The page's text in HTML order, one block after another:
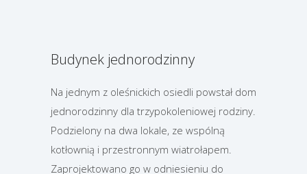
Budynek jednorodzinny
Na jednym z oleśnickich osiedli powstał dom
jednorodzinny dla trzypokoleniowej rodziny.
Podzielony na dwa lokale, ze wspólną
kotłownią i przestronnym wiatrołapem.
Zaprojektowano go w odniesieniu do